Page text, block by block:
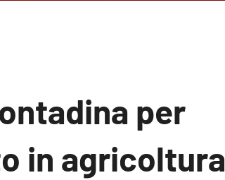
per
in agricoltura